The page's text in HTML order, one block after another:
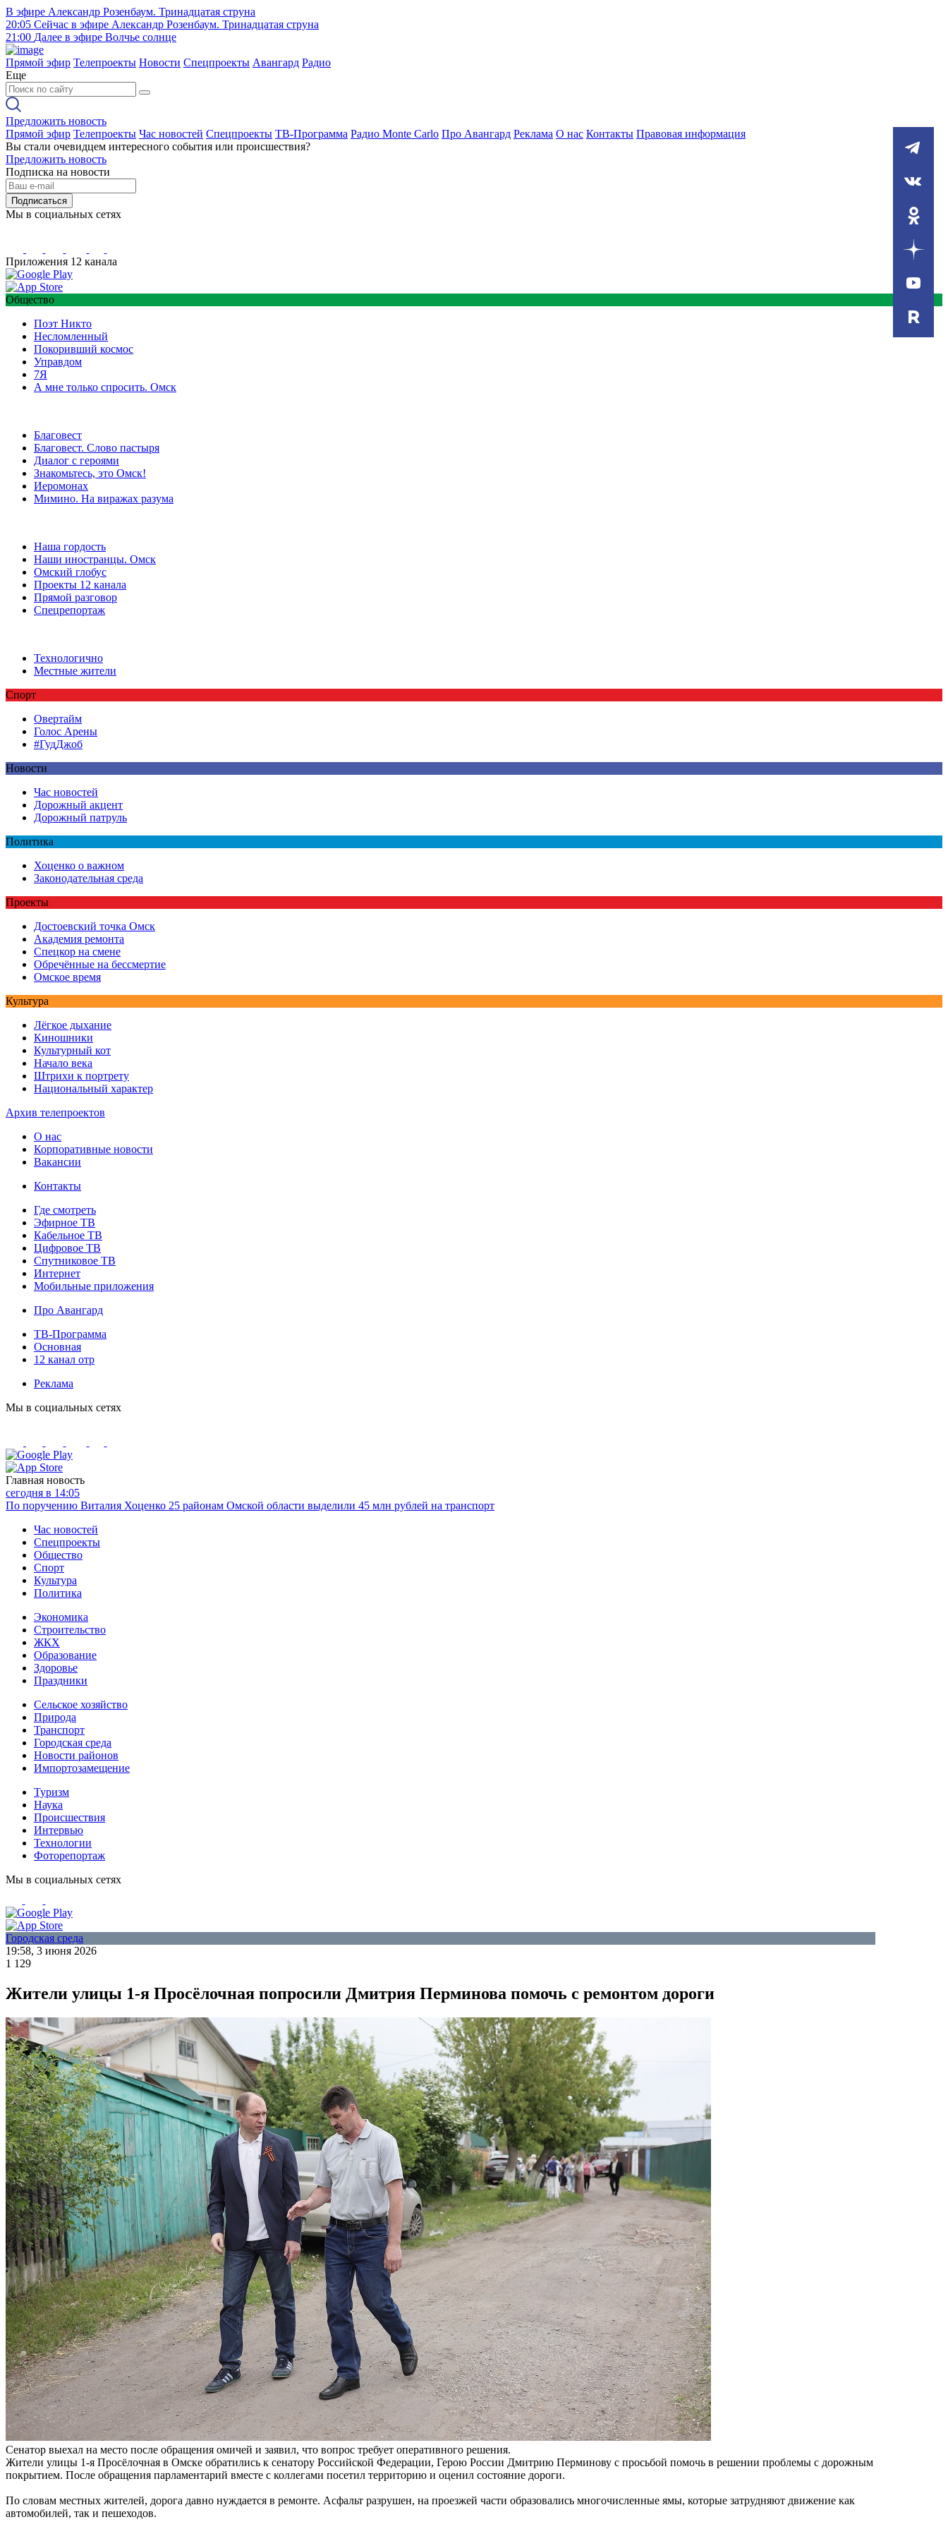
В эфире Александр Розенбаум. Тринадцатая струна
20:05 Сейчас в эфире Александр Розенбаум. Тринадцатая струна
21:00 Далее в эфире Волчье солнце
Прямой эфир Телепроекты Новости Спецпроекты Авангард Радио
Еще
Предложить новость
Прямой эфир Телепроекты Час новостей Спецпроекты ТВ-Программа Радио Monte Carlo Про Авангард Реклама О нас Контакты Правовая информация
Вы стали очевидцем интересного события или происшествия?
Предложить новость
Подписка на новости
Подписаться
Мы в социальных сетях
Приложения 12 канала
Общество
Поэт Никто
Несломленный
Покоривший космос
Управдом
7Я
А мне только спросить. Омск
Благовест
Благовест. Слово пастыря
Диалог с героями
Знакомьтесь, это Омск!
Иеромонах
Мимино. На виражах разума
Наша гордость
Наши иностранцы. Омск
Омский глобус
Проекты 12 канала
Прямой разговор
Спецрепортаж
Технологично
Местные жители
Спорт
Овертайм
Голос Арены
#ГудДжоб
Новости
Час новостей
Дорожный акцент
Дорожный патруль
Политика
Хоценко о важном
Законодательная среда
Проекты
Достоевский точка Омск
Академия ремонта
Спецкор на смене
Обречённые на бессмертие
Омское время
Культура
Лёгкое дыхание
Киношники
Культурный кот
Начало века
Штрихи к портрету
Национальный характер
Архив телепроектов
О нас
Корпоративные новости
Вакансии
Контакты
Где смотреть
Эфирное ТВ
Кабельное ТВ
Цифровое ТВ
Спутниковое ТВ
Интернет
Мобильные приложения
Про Авангард
ТВ-Программа
Основная
12 канал отр
Реклама
Мы в социальных сетях
Главная новость
сегодня в 14:05
По поручению Виталия Хоценко 25 районам Омской области выделили 45 млн рублей на транспорт
Час новостей
Спецпроекты
Общество
Спорт
Культура
Политика
Экономика
Строительство
ЖКХ
Образование
Здоровье
Праздники
Сельское хозяйство
Природа
Транспорт
Городская среда
Новости районов
Импортозамещение
Туризм
Наука
Происшествия
Интервью
Технологии
Фоторепортаж
Мы в социальных сетях
Городская среда
19:58, 3 июня 2026
1 129
Жители улицы 1-я Просёлочная попросили Дмитрия Перминова помочь с ремонтом дороги
Сенатор выехал на место после обращения омичей и заявил, что вопрос требует оперативного решения.
Жители улицы 1-я Просёлочная в Омске обратились к сенатору Российской Федерации, Герою России Дмитрию Перминову с просьбой помочь в решении проблемы с дорожным
покрытием. После обращения парламентарий вместе с коллегами посетил территорию и оценил состояние дороги.
По словам местных жителей, дорога давно нуждается в ремонте. Асфальт разрушен, на проезжей части образовались многочисленные ямы, которые затрудняют движение как
автомобилей, так и пешеходов.